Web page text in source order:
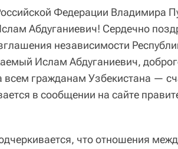
Федерации Владимира
Абдуганиевич! Сердечно
независимости
Ислам Абдуганиевич,
всем гражданам Узбекистана —
в сообщении на сайте
что отношения